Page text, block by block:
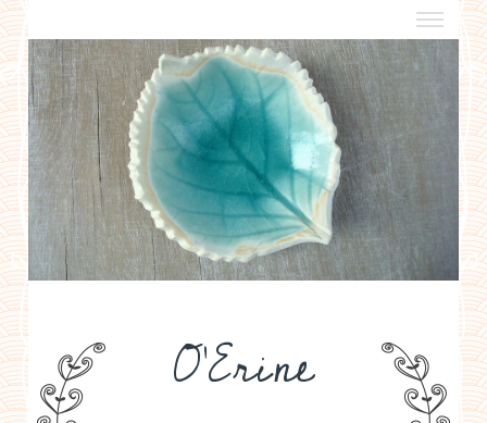
O'Erine
a propos
boutiques de créateurs
contact
politique de confidentialité